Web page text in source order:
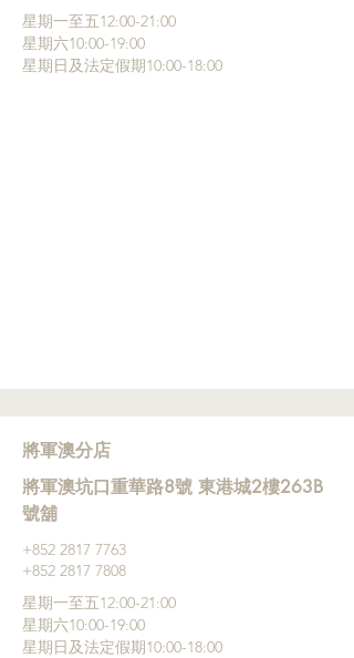
星期一至五12:00-21:00
星期六10:00-19:00
星期日及法定假期10:00-18:00
將軍澳分店
將軍澳坑口重華路8號 東港城2樓263B
號舖
+852 ‭2817 7763
+852 2817 7808
星期一至五12:00-21:00
星期六10:00-19:00
星期日及法定假期10:00-18:00